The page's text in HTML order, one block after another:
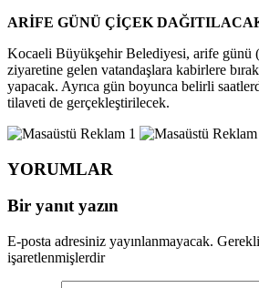
ARİFE GÜNÜ ÇİÇEK
Kocaeli Büyükşehir Belediyesi, arife günü
ziyaretine gelen vatandaşlara kabirlere
yapacak. Ayrıca gün boyunca belirli
tilaveti de gerçekleştirilecek.
YORUMLAR
Bir yanıt yazın
E-posta adresiniz yayınlanmayacak.
işaretlenmişlerdir